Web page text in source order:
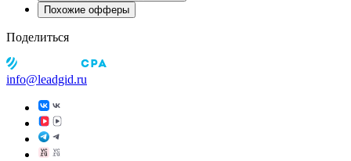
Похожие офферы
Поделиться
info@leadgid.ru